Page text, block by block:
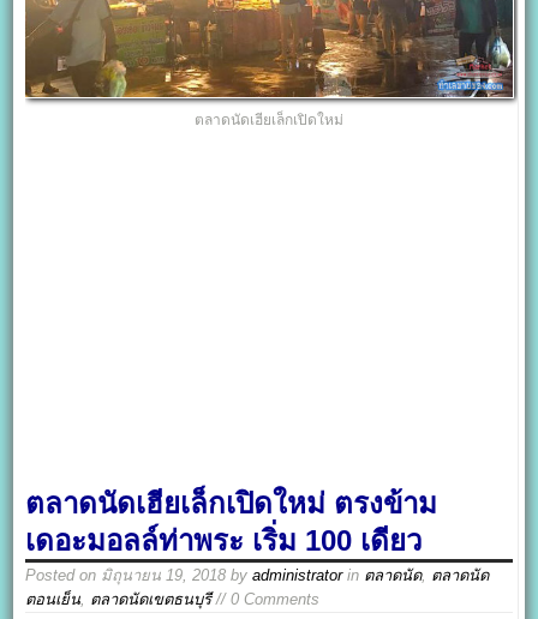
ตลาดนัดเฮียเล็กเปิดใหม่
ตลาดนัดเฮียเล็กเปิดใหม่ ตรงข้าม
เดอะมอลล์ท่าพระ เริ่ม 100 เดียว
Posted on มิถุนายน 19, 2018 byadministratorin ตลาดนัด, ตลาดนัด
ตอนเย็น, ตลาดนัดเขตธนบุรี// 0 Comments